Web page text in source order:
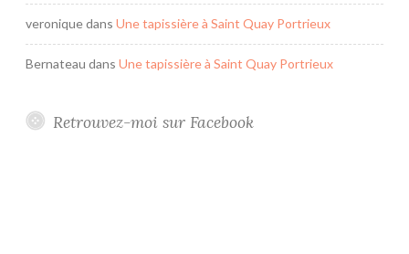
veroniquedans Une tapissière à Saint Quay Portrieux
Bernateau dans Une tapissière à Saint Quay Portrieux
Retrouvez-moi sur Facebook